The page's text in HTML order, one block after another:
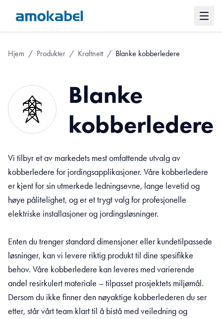
Hjem / Produkter / Kraftnett / Blanke kobberledere
Blanke
kobberledere
Vi tilbyr et av markedets mest omfattende utvalg av
kobberledere for jordingsapplikasjoner. Våre kobberledere
er kjent for sin utmerkede ledningsevne, lange levetid og
høye pålitelighet, og er et trygt valg for profesjonelle
elektriske installasjoner og jordingsløsninger.
Enten du trenger standard dimensjoner eller kundetilpassede
løsninger, kan vi levere riktig produkt til dine spesifikke
behov. Våre kobberledere kan leveres med varierende
andel resirkulert materiale – tilpasset prosjektets miljømål.
Dersom du ikke finner den nøyaktige kobberlederen du ser
etter, står vårt team klart til å bistå med veiledning og